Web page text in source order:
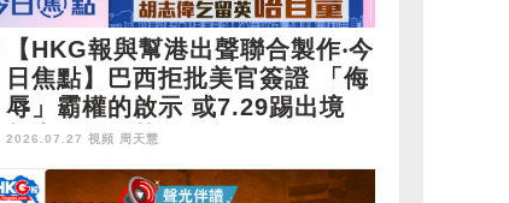
【HKG報與幫港出聲聯合製作‧今
日焦點】巴西拒批美官簽證 「侮
辱」霸權的啟示 或7.29踢出境
胡志偉乞留英唔自量
2026.07.27 視頻 周天慧